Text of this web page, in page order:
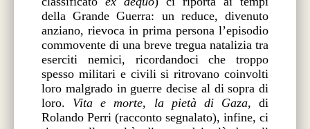
della Grande Guerra: un reduce, divenuto
anziano, rievoca in prima persona l’episodio
commovente di una breve tregua natalizia tra
eserciti nemici, ricordandoci che troppo
spesso militari e civili si ritrovano coinvolti
loro malgrado in guerre decise al di sopra di
loro. Vita e morte, la pietà di Gaza, di
Rolando Perri (racconto segnalato), infine, ci